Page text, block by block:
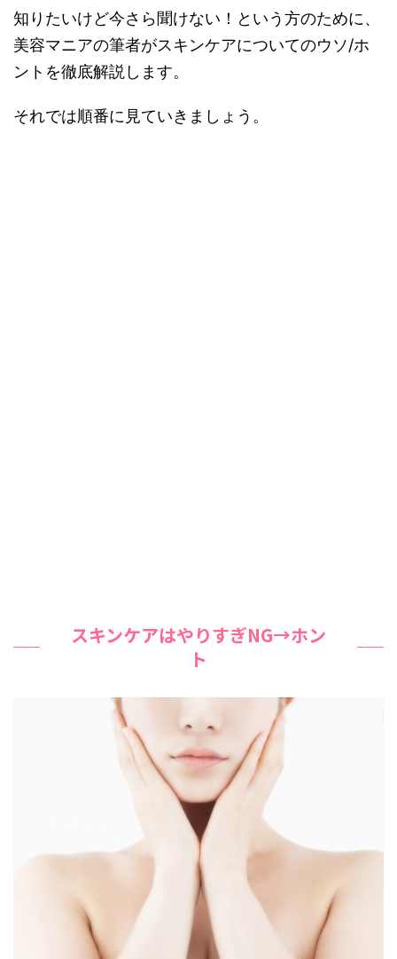
知りたいけど今さら聞けない！という方のために、
美容マニアの筆者がスキンケアについてのウソ/ホ
ントを徹底解説します。
それでは順番に見ていきましょう。
スキンケアはやりすぎNG→ホン
ト